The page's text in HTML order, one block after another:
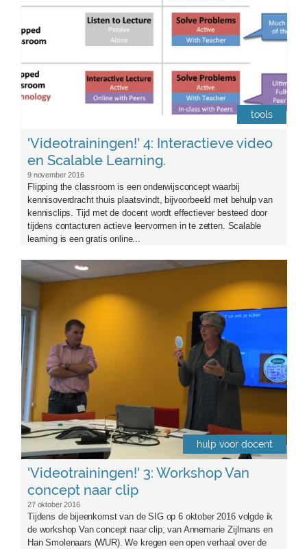
tools
'Videotrainingen!' 4: Interactieve video
en Scalable Learning.
9 november 2016
Flipping the classroom is een onderwijsconcept waarbij
kennisoverdracht thuis plaatsvindt, bijvoorbeeld met behulp van
kennisclips. Tijd met de docent wordt effectiever besteed door
tijdens contacturen actieve leervormen in te zetten. Scalable
learning is een gratis online...
front.jpg
hulp voor docent
'Videotrainingen!' 3: Workshop Van
concept naar clip
27 oktober 2016
Tijdens de bijeenkomst van de SIG op 6 oktober 2016 volgde ik
de workshop Van concept naar clip, van Annemarie Zijlmans en
Han Smolenaars (WUR). We kregen een open verhaal over de